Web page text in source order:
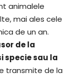
animalele
mai ales cele
de un an.
de la
specie sau la
transmite de la